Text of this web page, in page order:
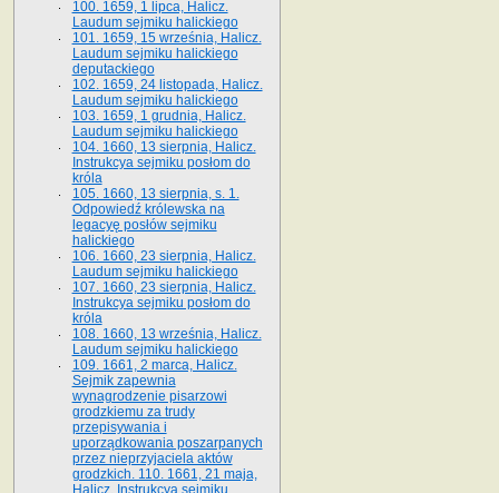
100. 1659, 1 lipca, Halicz.
Laudum sejmiku halickiego
101. 1659, 15 września, Halicz.
Laudum sejmiku halickiego
deputackiego
102. 1659, 24 listopada, Halicz.
Laudum sejmiku halickiego
103. 1659, 1 grudnia, Halicz.
Laudum sejmiku halickiego
104. 1660, 13 sierpnia, Halicz.
Instrukcya sejmiku posłom do
króla
105. 1660, 13 sierpnia, s. 1.
Odpowiedź królewska na
legacyę posłów sejmiku
halickiego
106. 1660, 23 sierpnia, Halicz.
Laudum sejmiku halickiego
107. 1660, 23 sierpnia, Halicz.
Instrukcya sejmiku posłom do
króla
108. 1660, 13 września, Halicz.
Laudum sejmiku halickiego
109. 1661, 2 marca, Halicz.
Sejmik zapewnia
wynagrodzenie pisarzowi
grodzkiemu za trudy
przepisywania i
uporządkowania poszarpanych
przez nieprzyjaciela aktów
grodzkich. 110. 1661, 21 maja,
Halicz. Instrukcya sejmiku